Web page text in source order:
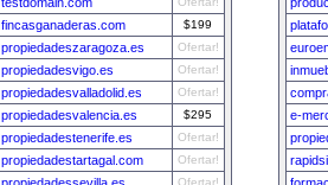
fincasganaderas.com $199
propiedadeszaragoza.es Ofertar!
propiedadesvigo.es Ofertar!
propiedadesvalladolid.es Ofertar!
propiedadesvalencia.es $295
propiedadestenerife.es Ofertar!
propiedadestartagal.com Ofertar!
Ofertar!
e-